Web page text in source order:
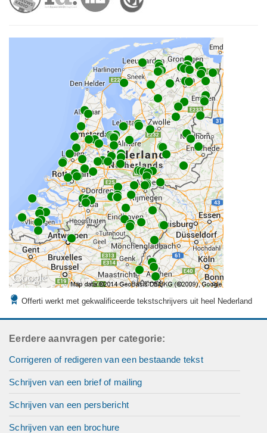
Offerti werkt met gekwalificeerde tekstschrijvers uit heel Nederland
Eerdere aanvragen per categorie:
Corrigeren of redigeren van een bestaande tekst
Schrijven van een brief of mailing
Schrijven van een persbericht
Schrijven van een brochure